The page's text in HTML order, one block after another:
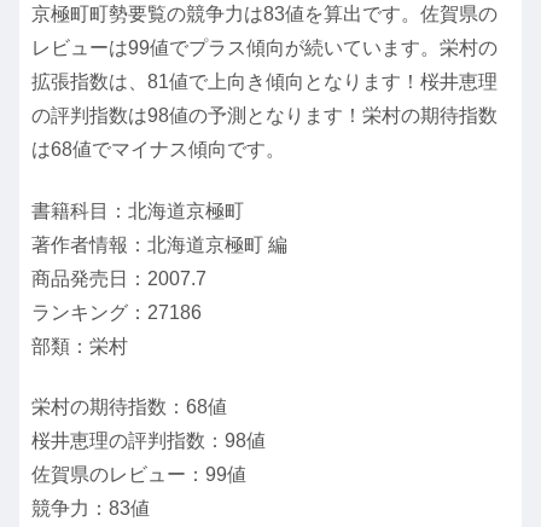
京極町町勢要覧の競争力は83値を算出です。佐賀県の
レビューは99値でプラス傾向が続いています。栄村の
拡張指数は、81値で上向き傾向となります！桜井恵理
の評判指数は98値の予測となります！栄村の期待指数
は68値でマイナス傾向です。
書籍科目：北海道京極町
著作者情報：北海道京極町 編
商品発売日：2007.7
ランキング：27186
部類：栄村
栄村の期待指数：68値
桜井恵理の評判指数：98値
佐賀県のレビュー：99値
競争力：83値